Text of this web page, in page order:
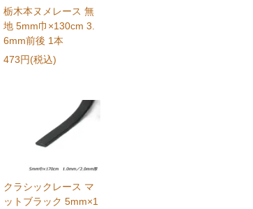
栃木本ヌメレース 無
地 5mm巾×130cm 3.
6mm前後 1本
473円(税込)
クラシックレース マ
ットブラック 5mm×1